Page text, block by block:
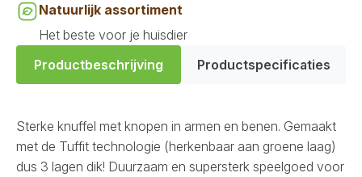
Natuurlijk assortiment
Het beste voor je huisdier
Productbeschrijving
Productspecificaties
Sterke knuffel met knopen in armen en benen. Gemaakt
met de Tuffit technologie (herkenbaar aan groene laag)
dus 3 lagen dik! Duurzaam en supersterk speelgoed voor